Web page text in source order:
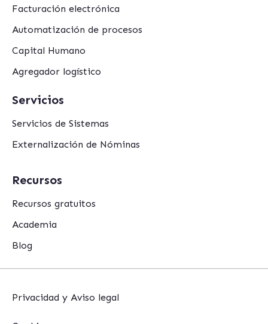
Facturación electrónica
Automatización de procesos
Capital Humano
Agregador logístico
Servicios
Servicios de Sistemas
Externalización de Nóminas
Recursos
Recursos gratuitos
Academia
Blog
Privacidad y Aviso legal